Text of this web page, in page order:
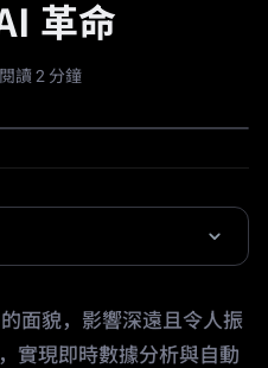
革命
讀 2 分鐘
面貌，影響深遠且令人振
實現即時數據分析與自動